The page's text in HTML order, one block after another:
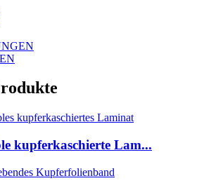
kupferkaschierte Lam...